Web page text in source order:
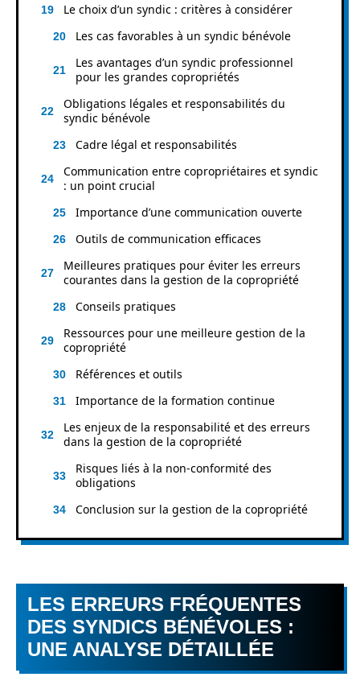
Le choix d’un syndic : critères à considérer
Les cas favorables à un syndic bénévole
Les avantages d’un syndic professionnel
pour les grandes copropriétés
Obligations légales et responsabilités du
syndic bénévole
Cadre légal et responsabilités
Communication entre copropriétaires et syndic
: un point crucial
Importance d’une communication ouverte
Outils de communication efficaces
Meilleures pratiques pour éviter les erreurs
courantes dans la gestion de la copropriété
Conseils pratiques
Ressources pour une meilleure gestion de la
copropriété
Références et outils
Importance de la formation continue
Les enjeux de la responsabilité et des erreurs
dans la gestion de la copropriété
Risques liés à la non-conformité des
obligations
Conclusion sur la gestion de la copropriété
LES ERREURS FRÉQUENTES
DES SYNDICS BÉNÉVOLES :
UNE ANALYSE DÉTAILLÉE